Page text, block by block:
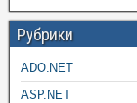
Рубрики
ADO.NET
ASP.NET